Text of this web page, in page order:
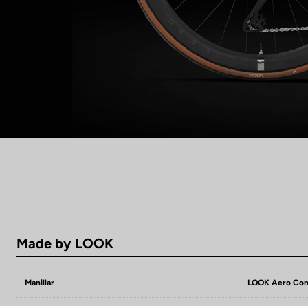
Made by LOOK
Manillar LOOK Aero